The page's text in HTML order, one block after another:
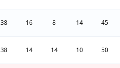
38 16 8 14 45
38 14 14 10 50